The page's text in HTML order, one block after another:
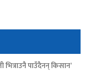
पाउँदैनन् किसान’